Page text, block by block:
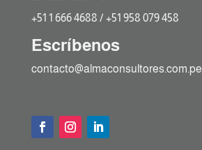
+51 1 666 4688 / +51 958 079 458
Escríbenos
contacto@almaconsultores.com.pe